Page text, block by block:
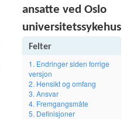
ansatte ved Oslo
universitetssykehus
Felter
1. Endringer siden forrige
versjon
2. Hensikt og omfang
3. Ansvar
4. Fremgangsmåte
5. Definisjoner